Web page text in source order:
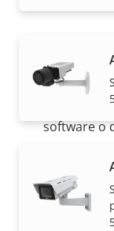
Hai bisogno
software o